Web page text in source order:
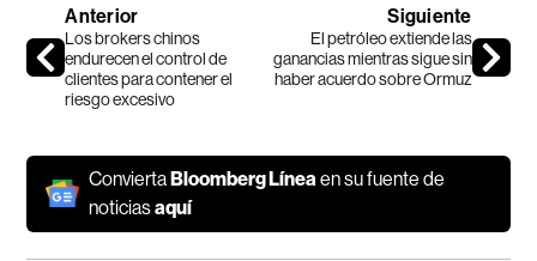
Anterior
Los brokers chinos
endurecen el control de
clientes para contener el
riesgo excesivo
Siguiente
El petróleo extiende las
ganancias mientras sigue sin
haber acuerdo sobre Ormuz
ConviertaBloomberg Línea en su fuente de
noticiasaquí